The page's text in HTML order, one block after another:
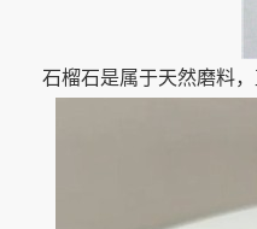
石榴石是属于天然磨料